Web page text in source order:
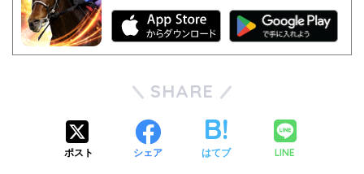
SHARE
ポスト シェア はてブ LINE